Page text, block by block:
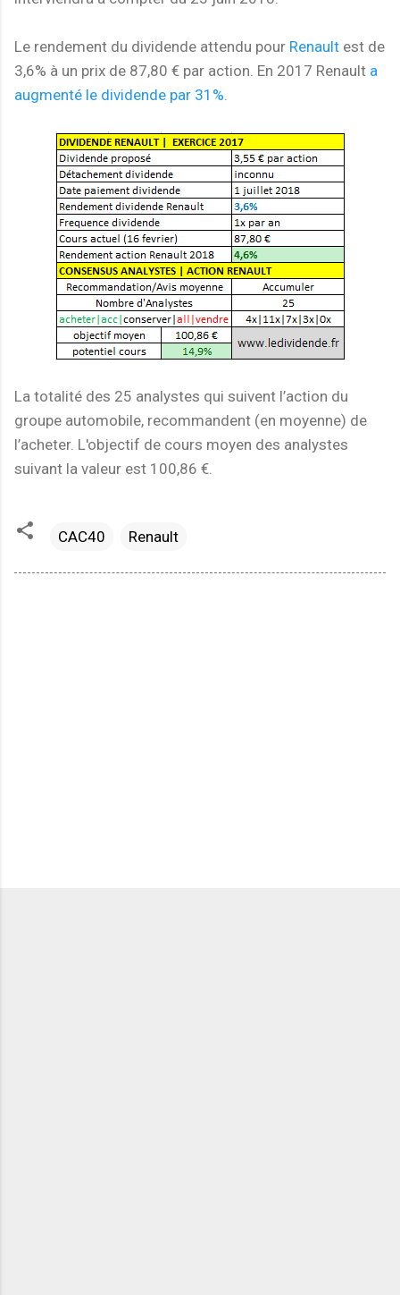
Le rendement du dividende attendu pour Renault est de
3,6% à un prix de 87,80 € par action. En 2017 Renault a
augmenté le dividende par 31%
La totalité des 25 analystes qui suivent l’action du
groupe automobile, recommandent (en moyenne) de
l’acheter. L'objectif de cours moyen des analystes
suivant la valeur est 100,86 €.
CAC40 Renault